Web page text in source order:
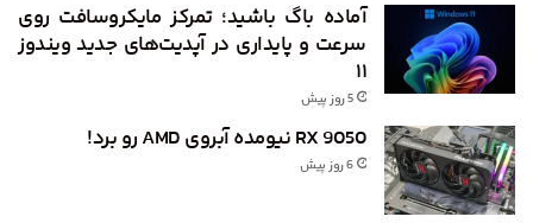
آماده باگ باشید؛ تمرکز مایکروسافت روی
سرعت و پایداری در آپدیت‌های جدید ویندوز
۱۱
5 روز پیش
RX 9050 نیومده آبروی AMD رو برد!
6 روز پیش